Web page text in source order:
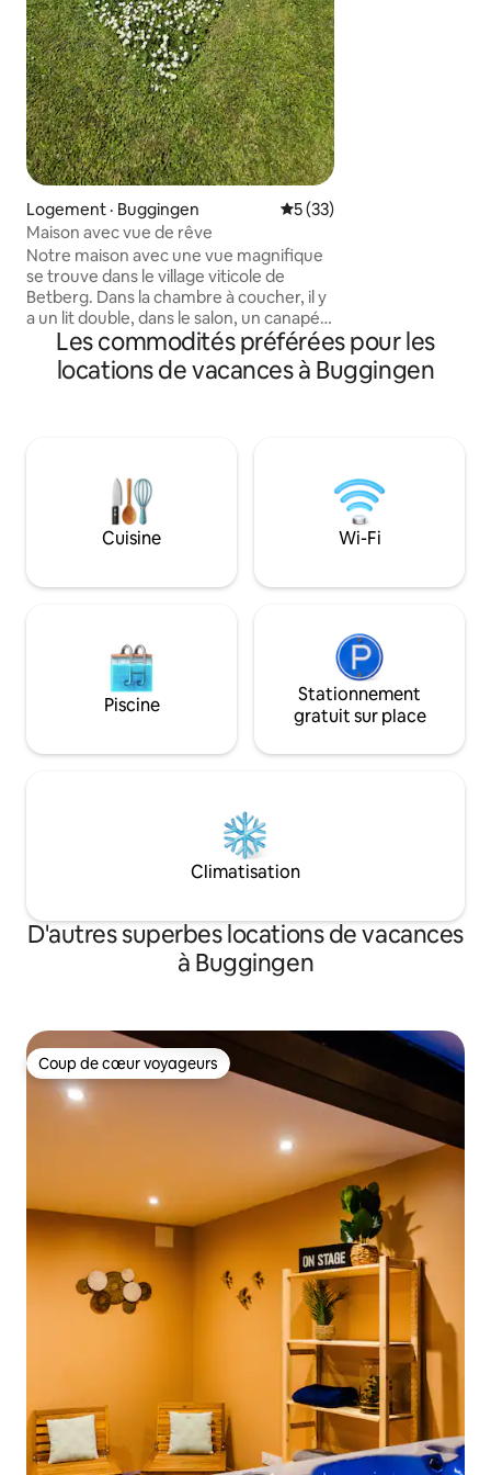
Logement · Buggingen Note moyenne de 5 sur 5,
5 (33)
Maison avec vue de rêve
Notre maison avec une vue magnifique
se trouve dans le village viticole de
Betberg. Dans la chambre à coucher, il y
a un lit double, dans le salon, un canapé
lit offre 2 places de couchage
supplémentaires. Notre cuisine est
entièrement équipée. Il y a une salle de
dans le carport. Barbecue et bol de feu
sont disponibles. Des excursions
s'offrent à vous : Forêt-Noire, Bâle,
Colmar, Europapark Rust
Les commodités préférées pour les
locations de vacances à Buggingen
Cuisine Wi-Fi
Piscine
Stationnement
gratuit sur place
Climatisation
D'autres superbes locations de vacances
à Buggingen
Coup de cœur voyageurs
Coup de cœur voyageurs